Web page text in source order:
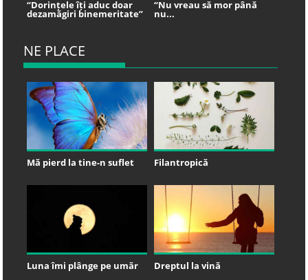
“Dorințele îți aduc doar
dezamăgiri binemeritate”
“Nu vreau să mor până
nu...
NE PLACE
Mă pierd la tine-n suflet Filantropică
Luna îmi plânge pe umăr Dreptul la vină